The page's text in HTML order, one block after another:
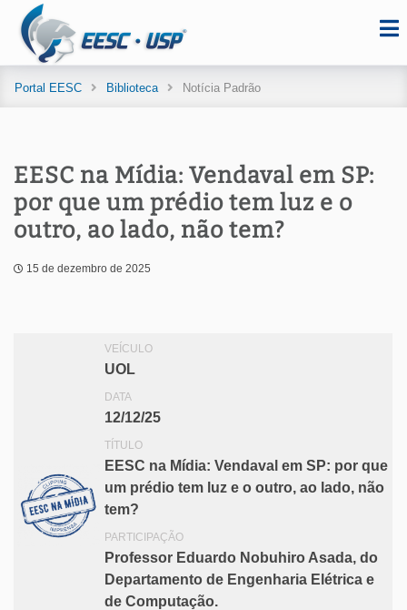
Portal EESC Biblioteca Notícia Padrão
EESC na Mídia: Vendaval em SP:
por que um prédio tem luz e o
outro, ao lado, não tem?
15 de dezembro de 2025
VEÍCULO
UOL
DATA
12/12/25
TÍTULO
EESC na Mídia: Vendaval em SP: por que
um prédio tem luz e o outro, ao lado, não
tem?
PARTICIPAÇÃO
Professor Eduardo Nobuhiro Asada, do
Departamento de Engenharia Elétrica e
de Computação.